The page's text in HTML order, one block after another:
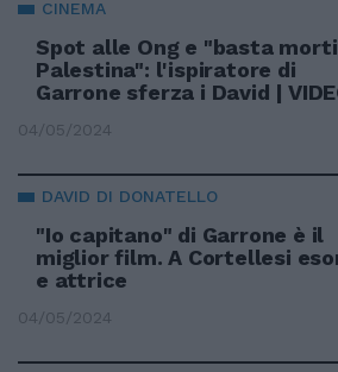
CINEMA
Spot alle Ong e "basta
Palestina": l'ispiratore di
Garrone sferza i David |
04/05/2024
DAVID DI DONATELLO
"Io capitano" di Garrone è il
miglior film. A Cortellesi
e attrice
04/05/2024